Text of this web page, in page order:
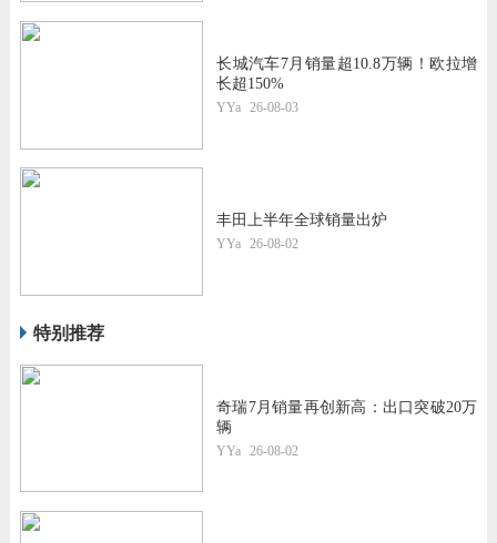
长城汽车7月销量超10.8万辆！欧拉增
长超150%
YYa 26-08-03
丰田上半年全球销量出炉
YYa 26-08-02
特别推荐
奇瑞7月销量再创新高：出口突破20万
辆
YYa 26-08-02